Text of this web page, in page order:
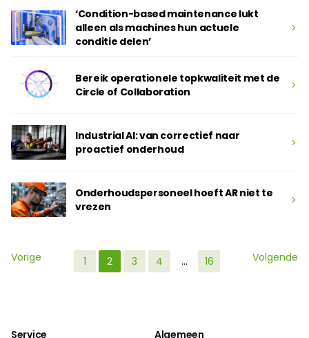
‘Condition-based maintenance lukt
alleen als machines hun actuele
conditie delen’
Bereik operationele topkwaliteit met de
Circle of Collaboration
Industrial AI: van correctief naar
proactief onderhoud
Onderhoudspersoneel hoeft AR niet te
vrezen
Vorige 1 2 3 4 … 16 Volgende
Service Algemeen